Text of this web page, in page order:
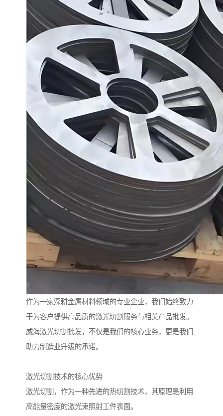
作为一家深耕金属材料领域的专业企业，我们始终致力
于为客户提供高品质的激光切割服务与相关产品批发。
威海激光切割批发，不仅是我们的核心业务，更是我们
助力制造业升级的承诺。
激光切割技术的核心优势
激光切割，作为一种先进的热切割技术，其原理是利用
高能量密度的激光束照射工件表面。